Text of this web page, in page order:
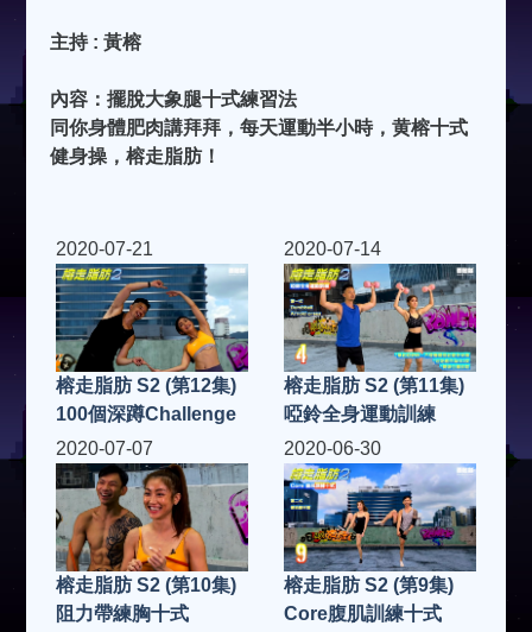
主持 : 黃榕
內容：擺脫大象腿十式練習法
同你身體肥肉講拜拜，每天運動半小時，黄榕十式
健身操，榕走脂肪！
2020-07-21
榕走脂肪 S2 (第12集)
100個深蹲Challenge
2020-07-14
榕走脂肪 S2 (第11集)
啞鈴全身運動訓練
2020-07-07
榕走脂肪 S2 (第10集)
阻力帶練胸十式
2020-06-30
榕走脂肪 S2 (第9集)
Core腹肌訓練十式